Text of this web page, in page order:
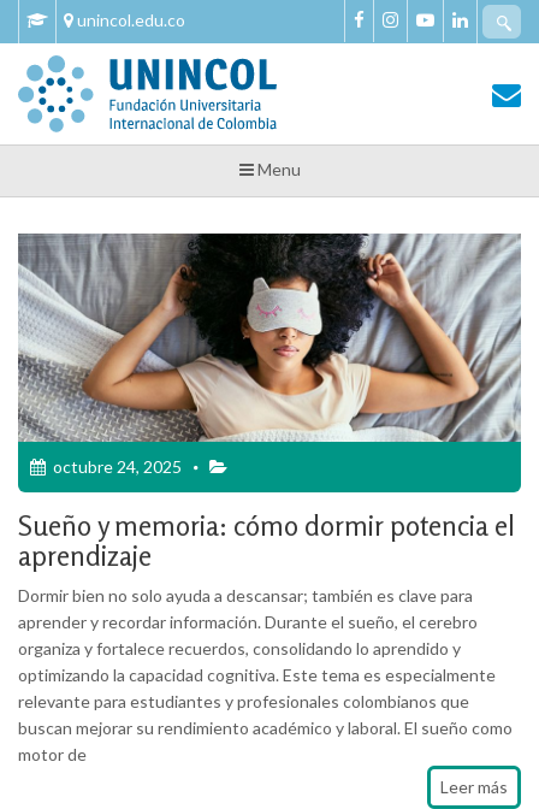
Skip
content
unincol.edu.co
Tu Salud y Bienestar
Tu Salud y Bienestar – Unincol
Menu
octubre 24, 2025
Sueño y memoria: cómo dormir potencia el
aprendizaje
Dormir bien no solo ayuda a descansar; también es clave para
aprender y recordar información. Durante el sueño, el cerebro
organiza y fortalece recuerdos, consolidando lo aprendido y
optimizando la capacidad cognitiva. Este tema es especialmente
relevante para estudiantes y profesionales colombianos que
buscan mejorar su rendimiento académico y laboral. El sueño como
motor de
Leer más